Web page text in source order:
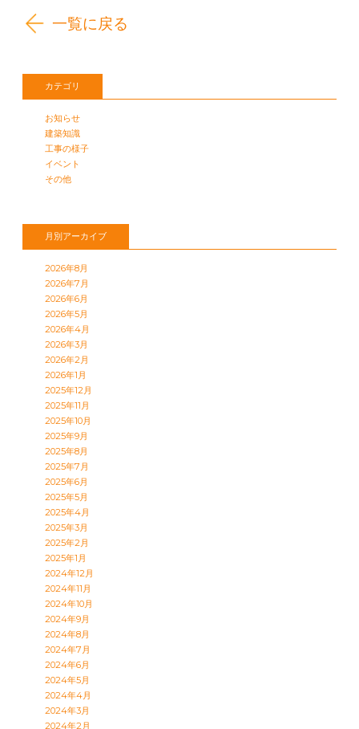
一覧に戻る
カテゴリ
お知らせ
建築知識
工事の様子
イベント
その他
月別アーカイブ
2026年8月
2026年7月
2026年6月
2026年5月
2026年4月
2026年3月
2026年2月
2026年1月
2025年12月
2025年11月
2025年10月
2025年9月
2025年8月
2025年7月
2025年6月
2025年5月
2025年4月
2025年3月
2025年2月
2025年1月
2024年12月
2024年11月
2024年10月
2024年9月
2024年8月
2024年7月
2024年6月
2024年5月
2024年4月
2024年3月
2024年2月